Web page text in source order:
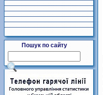
Пошук по сайту